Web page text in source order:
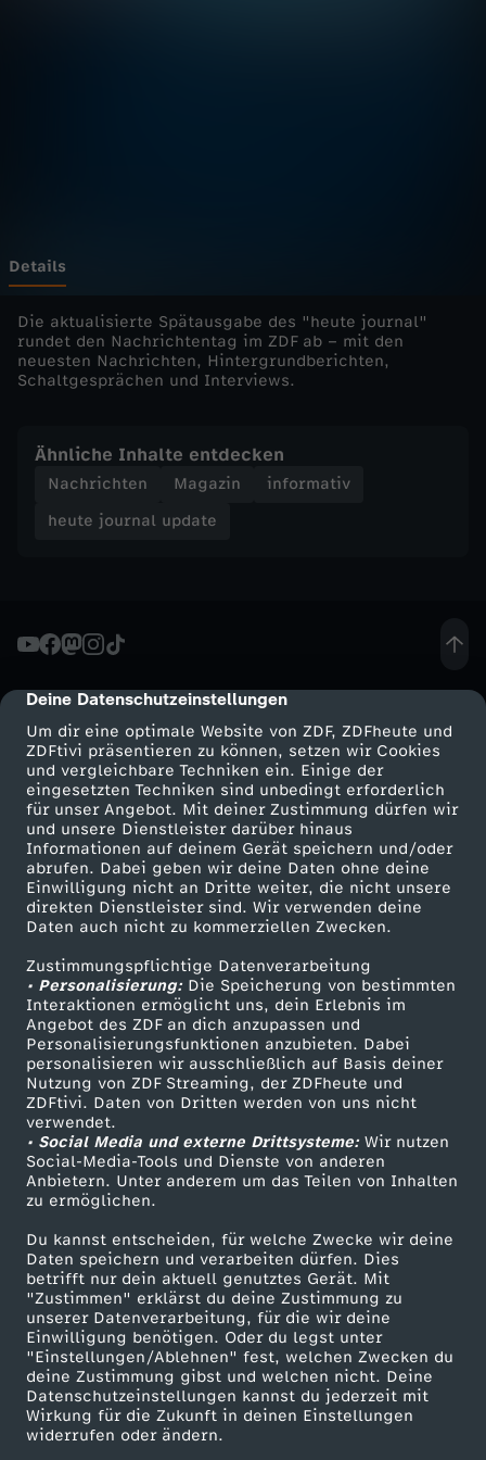
cmp-dialog-description
Deine Datenschutzeinstellungen
Um dir eine optimale Website von ZDF, ZDFheute und
ZDFtivi präsentieren zu können, setzen wir Cookies
und vergleichbare Techniken ein. Einige der
eingesetzten Techniken sind unbedingt erforderlich
für unser Angebot. Mit deiner Zustimmung dürfen wir
und unsere Dienstleister darüber hinaus
Informationen auf deinem Gerät speichern und/oder
abrufen. Dabei geben wir deine Daten ohne deine
Einwilligung nicht an Dritte weiter, die nicht unsere
direkten Dienstleister sind. Wir verwenden deine
Daten auch nicht zu kommerziellen Zwecken.
Zustimmungspflichtige Datenverarbeitung
• Personalisierung:Die Speicherung von bestimmten
Interaktionen ermöglicht uns, dein Erlebnis im
Angebot des ZDF an dich anzupassen und
Personalisierungsfunktionen anzubieten. Dabei
personalisieren wir ausschließlich auf Basis deiner
Nutzung von ZDF Streaming, der ZDFheute und
ZDFtivi. Daten von Dritten werden von uns nicht
verwendet.
• Social Media und externe Drittsysteme:Wir nutzen
Social-Media-Tools und Dienste von anderen
Anbietern. Unter anderem um das Teilen von Inhalten
zu ermöglichen.
Du kannst entscheiden, für welche Zwecke wir deine
Daten speichern und verarbeiten dürfen. Dies
betrifft nur dein aktuell genutztes Gerät. Mit
"Zustimmen" erklärst du deine Zustimmung zu
unserer Datenverarbeitung, für die wir deine
Einwilligung benötigen. Oder du legst unter
"Einstellungen/Ablehnen" fest, welchen Zwecken du
deine Zustimmung gibst und welchen nicht. Deine
Datenschutzeinstellungen kannst du jederzeit mit
Wirkung für die Zukunft in deinen Einstellungen
widerrufen oder ändern.
u
p
d
t
e
h
e
u
t
e
j
o
u
r
n
a
l
u
p
d
a
Details
Die aktualisierte Spätausgabe des "heute journal"
rundet den Nachrichtentag im ZDF ab – mit den
neuesten Nachrichten, Hintergrundberichten,
Schaltgesprächen und Interviews.
Ähnliche Inhalte entdecken
Nachrichten Magazin
informativ
heute journal update
Mehr ZDF
ZDF-Apps
Smart TV
ZDFtext
Livestreams
Sendungen A-Z
TV-Programm
Service
ZDFmitreden
Kontakt zum ZDF
Tickets
Zuschauerservice
Hilfe
ZDF Unternehmen
Karriere
ZDF goes Schule
Werbefernsehen
Mainzelmännchen